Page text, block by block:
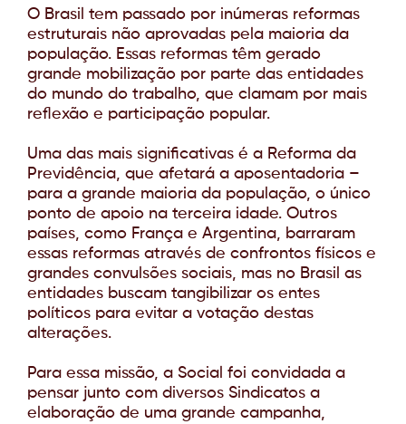
O Brasil tem passado por inúmeras reformas
estruturais não aprovadas pela maioria da
população. Essas reformas têm gerado
grande mobilização por parte das entidades
do mundo do trabalho, que clamam por mais
reflexão e participação popular.
Uma das mais significativas é a Reforma da
Previdência, que afetará a aposentadoria –
para a grande maioria da população, o único
ponto de apoio na terceira idade. Outros
países, como França e Argentina, barraram
essas reformas através de confrontos físicos e
grandes convulsões sociais, mas no Brasil as
entidades buscam tangibilizar os entes
políticos para evitar a votação destas
alterações.
Para essa missão, a Social foi convidada a
pensar junto com diversos Sindicatos a
elaboração de uma grande campanha,